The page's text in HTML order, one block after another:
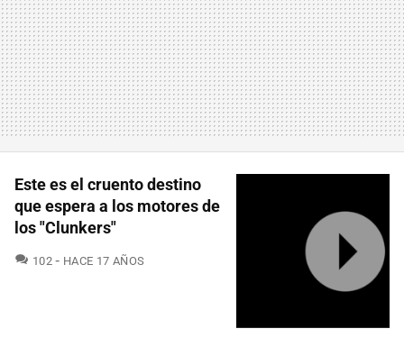
Este es el cruento destino
que espera a los motores de
los "Clunkers"
102COMENTARIOS
HACE 17 AÑOS